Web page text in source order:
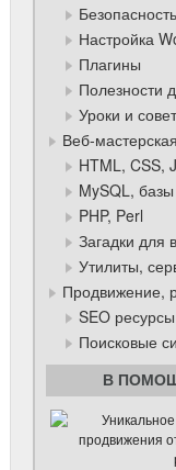
Безопасность
Настройка
Плагины
Полезности
Уроки и
Веб-мастерская
HTML, CSS,
MySQL,
PHP, Perl
Загадки для
Утилиты,
Продвижение,
SEO ресурсы
Поисковые
В